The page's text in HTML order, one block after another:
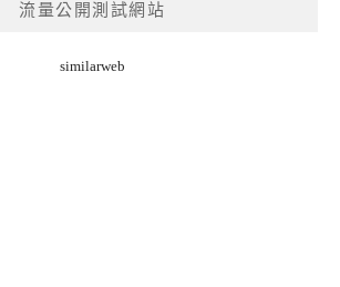
流量公開測試網站
similarweb